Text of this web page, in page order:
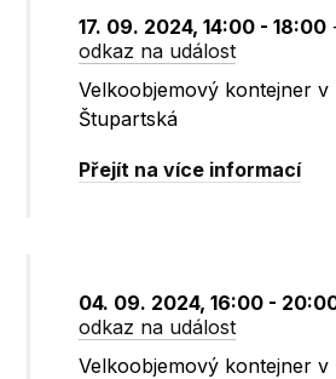
17. 09. 2024, 14:00 - 18:00
odkaz na událost
Velkoobjemový kontejner v
Štupartská
Přejít na více informací
04. 09. 2024, 16:00 -
odkaz na událost
Velkoobjemový kontejner v